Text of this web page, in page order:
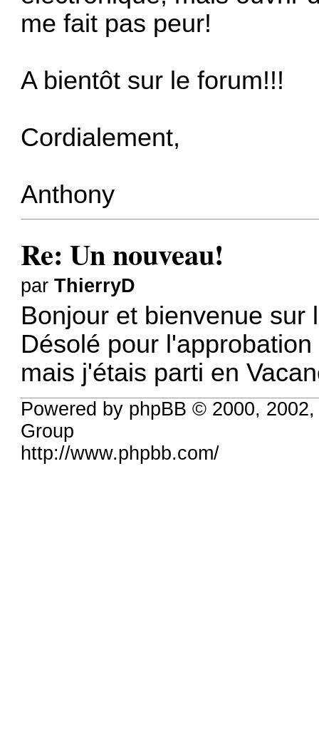
me fait pas peur!
A bientôt sur le forum!!!
Cordialement,
Anthony
Re: Un nouveau!
parThierryD
Bonjour et bienvenue sur
Désolé pour
mais j'étais parti en
Powered by phpBB © 2000,
Group
http://www.phpbb.com/